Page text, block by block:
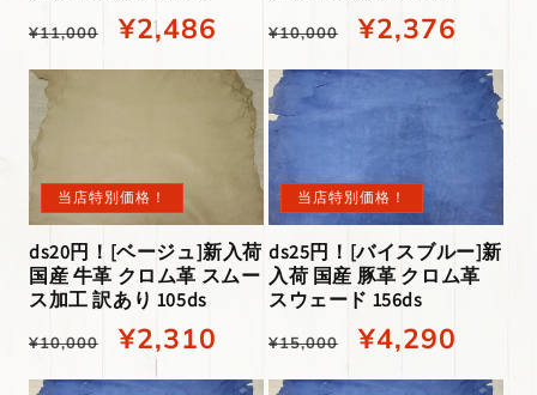
通
常
価
格
¥11,000
当
店
価
格
¥2,486
通
常
価
格
¥10,000
当
店
特
別
価
格
¥2,376
当店特別価格！
ds20円！[ベージュ]新入荷
国産 牛革 クロム革 スムー
ス加工 訳あり 105ds
通
常
¥10,000
当
店
¥2,310
当店特別価格！
ds25円！[バイスブルー]新
入荷 国産 豚革 クロム革
スウェード 156ds
通
常
¥15,000
当
店
¥4,290